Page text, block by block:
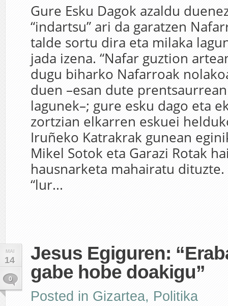
Gure Esku Dagok azaldu
“indartsu” ari da garatzen
talde sortu dira eta milaka
jada izena. “Nafar guztion
dugu biharko Nafarroak
duen –esan dute
lagunek–; gure esku dago eta
zortzian elkarren eskuei
Iruñeko Katrakrak gunean
Mikel Sotok eta Garazi Rotak
hausnarketa mahairatu
“lur...
MAI
14
0
Jesus Egiguren:
gabe hobe doakigu”
Posted in Gizartea, Politika